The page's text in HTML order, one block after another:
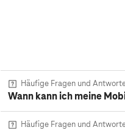
Häufige Fragen und
Wann kann ich meine
Häufige Fragen und